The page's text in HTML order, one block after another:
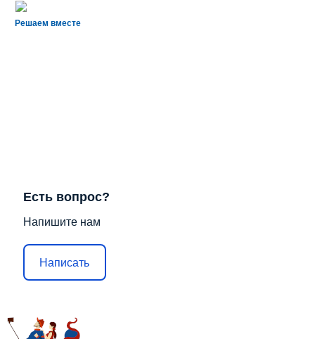
Решаем вместе
Есть вопрос?
Напишите нам
Написать